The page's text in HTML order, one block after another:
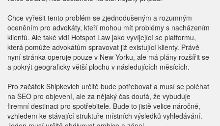
Chce vyřešit tento problém se zjednodušeným a rozumným
oceněním pro advokáty, kteří mohou mít problémy s nacházením
klientů. Ale také vidí Hotspot Law jako vyvíjející se platformu,
která pomůže advokátům spravovat již existující klienty. Právě
nyní stránka operuje pouze v New Yorku, ale má plány rozšířit se
a pokrýt geograficky větší plochu v následujících měsících.
Pro začátek Shipkevich určitě bude potřebovat a musí se poléhat
na SEO pro objevení, ale za nějaký čas doufá, že vybuduje
firemní destinaci pro spotřebitele. Bude to jistě velice náročné,
vzhledem ke stávající struktuře místních výsledků vyhledávání.